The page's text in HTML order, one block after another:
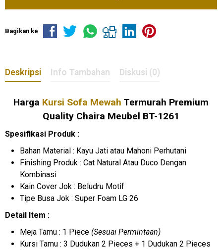
Bagikan ke
Deskripsi Info Tambahan Diskusi (0)
Harga Kursi Sofa Mewah Termurah Premium
Quality Chaira Meubel BT-1261
Spesifikasi Produk :
Bahan Material : Kayu Jati atau Mahoni Perhutani
Finishing Produk : Cat Natural Atau Duco Dengan
Kombinasi
Kain Cover Jok : Beludru Motif
Tipe Busa Jok : Super Foam LG 26
Detail Item :
Meja Tamu : 1 Piece (Sesuai Permintaan)
Kursi Tamu : 3 Dudukan 2 Pieces + 1 Dudukan 2 Pieces